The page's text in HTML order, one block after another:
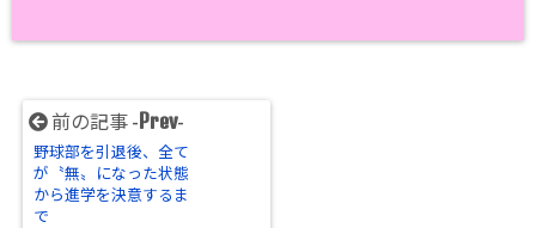
前の記事 - Prev-
野球部を引退後、全て
が〝無〟になった状態
から進学を決意するま
で